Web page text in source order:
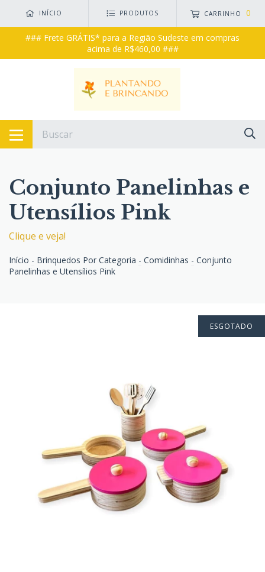
INÍCIO PRODUTOS CARRINHO 0
### Frete GRÁTIS* para a Região Sudeste em compras
acima de R$460,00 ###
Conjunto Panelinhas e
Utensílios Pink
Clique e veja!
Início - Brinquedos Por Categoria - Comidinhas - Conjunto
Panelinhas e Utensílios Pink
ESGOTADO